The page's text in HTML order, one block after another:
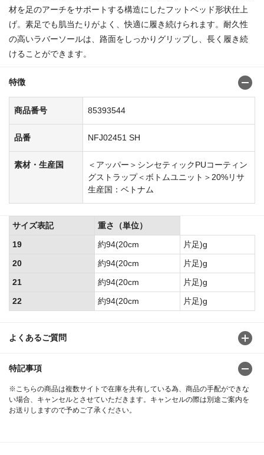
材を足のアーチをサポートする構造にしたフットベッド形状仕上
げ。素足でも肌当たりがよく、快適に履き続けられます。耐久性
の高いラバーソールは、路面をしっかりグリップし、長く履き続
けることができます。
特徴
商品番号 85393544
品番 NFJ02451 SH
素材・生産国
＜アッパー＞シンセティックPUコーティン
グストラップ＜ボトムユニット＞20%リサ
生産国：ベトナム
よくあるご質問
特記事項
※こちらの商品は複数サイトで在庫を共有している為、商品の手配ができな
い場合、キャンセルとさせていただきます。キャンセルの際は別途ご案内を
お送りしますので予めご了承ください。
サイズ表記
重さ（単位）
19
約94(20cm
片足)g
20
約94(20cm
片足)g
21
約94(20cm
片足)g
22
約94(20cm 片足)g